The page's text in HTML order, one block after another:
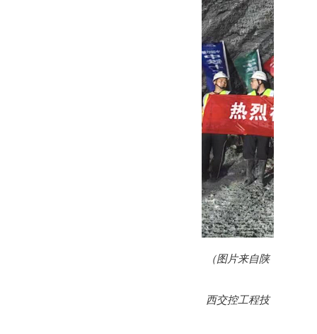
（图片来自陕
西交控工程技